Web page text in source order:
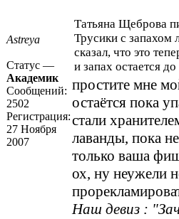
Astreya
Статус —
Академик
Сообщений:
2502
Регистрация:
27 Ноября
2007
Татьяна Щеброва
Трусики с запахом
сказал, что это
и запах остается
простите мне
остаётся пока
стали
лаванды, пока
только ваша
ох, ну неужели
Наш девиз :